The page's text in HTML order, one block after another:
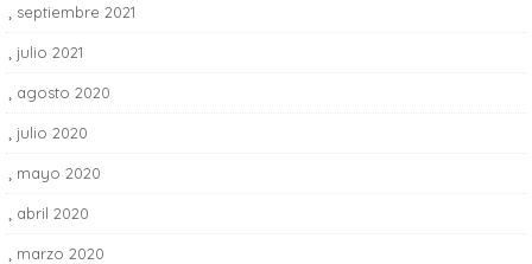
septiembre 2021
julio 2021
agosto 2020
julio 2020
mayo 2020
abril 2020
marzo 2020